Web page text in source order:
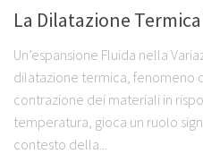
La Dilatazione
Un’espansione Fluida nella
dilatazione termica, fenomeno
contrazione dei materiali in
temperatura, gioca un ruolo
contesto della...